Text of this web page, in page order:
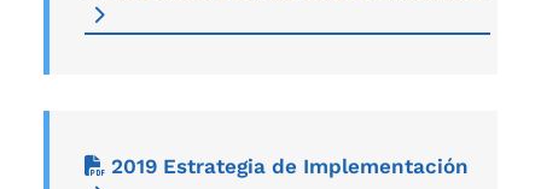
2019 Estrategia de Implementación